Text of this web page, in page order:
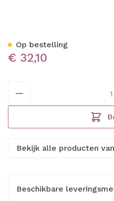
€ 32,10
Op bestelling
Bekijk alle producten
Beschikbare